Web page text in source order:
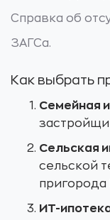
Справка об
ЗАГСа.
Как выбрать
Семейная
Сельская
сельской
пригорода
ИТ-